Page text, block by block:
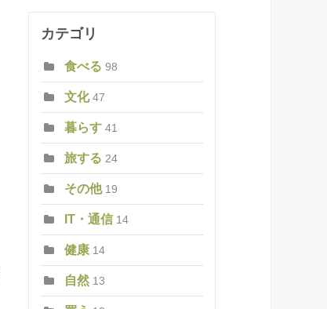
カテゴリ
食べる 98
文化 47
暮らす 41
旅する 24
その他 19
IT・通信 14
健康 14
自然 13